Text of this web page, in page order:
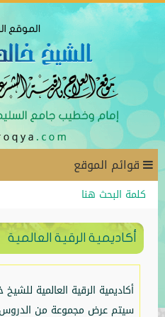
قوائم الموقع
أكاديمية الرقية العالمية
أكاديمية الرقية العالمية
سيتم عرض مجموعة من الدروس